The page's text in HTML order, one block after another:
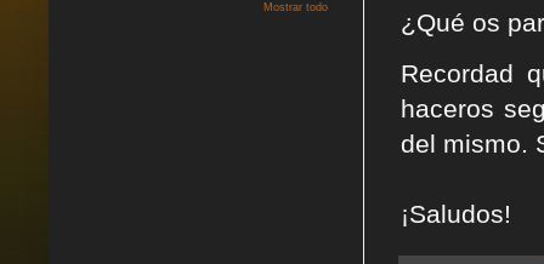
¿Qué os
Recordad
haceros
del mismo.
¡Saludos!
Mostrar todo